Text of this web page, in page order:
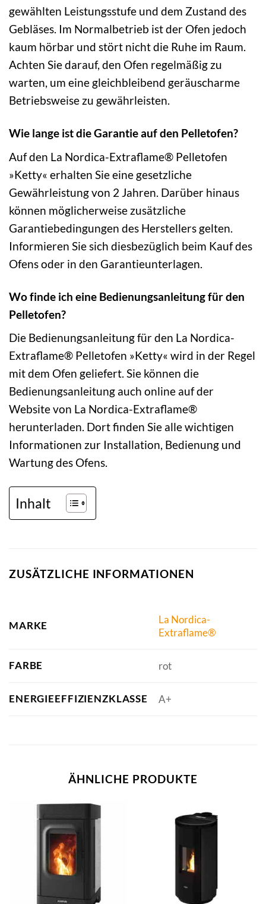
gewählten Leistungsstufe und dem Zustand des
Gebläses. Im Normalbetrieb ist der Ofen jedoch
kaum hörbar und stört nicht die Ruhe im Raum.
Achten Sie darauf, den Ofen regelmäßig zu
warten, um eine gleichbleibend geräuscharme
Betriebsweise zu gewährleisten.
Wie lange ist die Garantie auf den Pelletofen?
Auf den La Nordica-Extraflame® Pelletofen
»Ketty« erhalten Sie eine gesetzliche
Gewährleistung von 2 Jahren. Darüber hinaus
können möglicherweise zusätzliche
Garantiebedingungen des Herstellers gelten.
Informieren Sie sich diesbezüglich beim Kauf des
Ofens oder in den Garantieunterlagen.
Wo finde ich eine Bedienungsanleitung für den
Pelletofen?
Die Bedienungsanleitung für den La Nordica-
Extraflame® Pelletofen »Ketty« wird in der Regel
mit dem Ofen geliefert. Sie können die
Bedienungsanleitung auch online auf der
Website von La Nordica-Extraflame®
herunterladen. Dort finden Sie alle wichtigen
Informationen zur Installation, Bedienung und
Wartung des Ofens.
Inhalt
ZUSÄTZLICHE INFORMATIONEN
MARKE
La Nordica-
Extraflame®
FARBE rot
ENERGIEEFFIZIENZKLASSE A+
ÄHNLICHE PRODUKTE